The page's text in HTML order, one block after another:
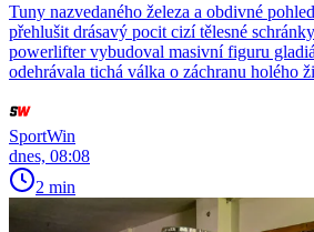
Tuny nazvedaného železa a obdivné
přehlušit drásavý pocit cizí tělesné
powerlifter vybudoval masivní figuru
odehrávala tichá válka o záchranu holého
SportWin
dnes, 08:08
2 min